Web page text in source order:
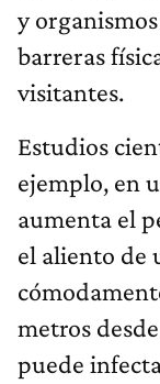
y
barreras
visitantes.
Estudios
ejemplo, en
aumenta el
el aliento de
metros
puede